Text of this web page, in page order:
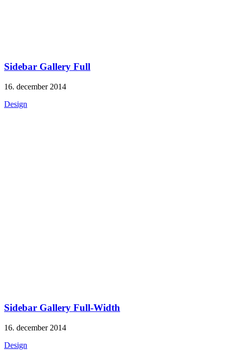
Sidebar Gallery Full
16. december 2014
Design
Sidebar Gallery Full-Width
16. december 2014
Design